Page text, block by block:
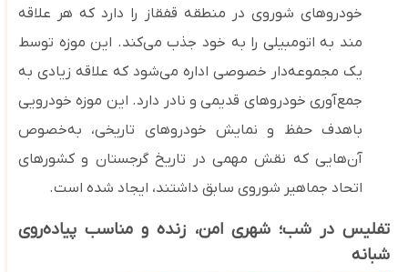
خودروهای شوروی در منطقه قفقاز را دارد که هر علاقه
مند به اتومبیلی را به خود جذب می‌کند.این موزه توسط
یک مجموعه‌دار خصوصی اداره می‌شود که علاقه‌ زیادی به
جمع‌آوری خودروهای قدیمی و نادر دارد. این موزه خودرویی
باهدف حفظ و نمایش خودروهای تاریخی، به‌خصوص
آن‌هایی که نقش مهمی در تاریخ گرجستان و کشورهای
اتحاد جماهیر شوروی سابق داشتند، ایجاد شده است.
تفلیس در شب؛ شهری امن، زنده و مناسب پیاده‌روی
شبانه